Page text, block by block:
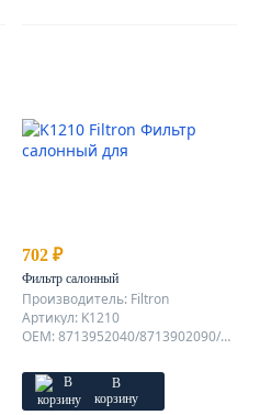
702 ₽
Фильтр салонный
Производитель: Filtron
Артикул: K1210
OEM: 8713952040/8713902090/8713930040/871390D070/8713952020/8713902020
В
корзину